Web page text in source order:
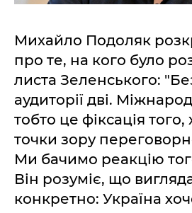
Михайло Подоляк
про те, на кого було
листа Зеленського:
аудиторії дві.
тобто це фіксація того,
точки зору
Ми бачимо реакцію
Він розуміє, що
конкретно: Україна